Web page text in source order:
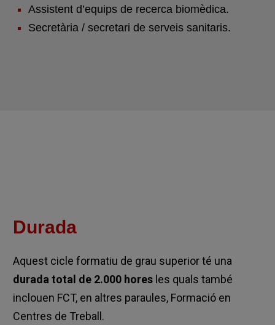
Assistent d’equips de recerca biomèdica.
Secretària / secretari de serveis sanitaris.
Durada
Aquest cicle formatiu de grau superior té una
durada total de 2.000 hores les quals també
inclouen FCT, en altres paraules, Formació en
Centres de Treball.